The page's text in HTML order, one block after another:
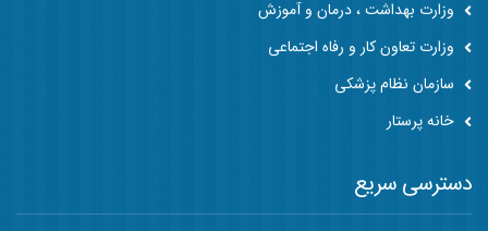
وزارت بهداشت ، درمان و آموزش
وزارت تعاون کار و رفاه اجتماعی
سازمان نظام پزشکی
خانه پرستار
دسترسی سریع